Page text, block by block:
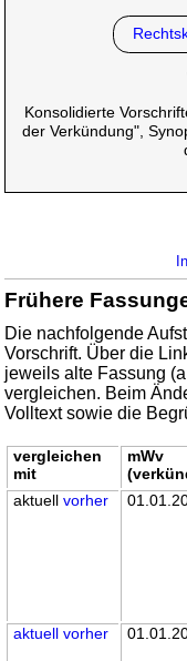
Konsolidierte
der Verkündung",
Frühere
Die nachfolgende
Vorschrift. Über die
jeweils alte Fassung
vergleichen. Beim
Volltext sowie die
vergleichen
mit
mWv
aktuellvorher
aktuell vorher